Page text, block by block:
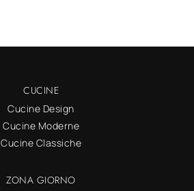
CUCINE
Cucine Design
Cucine Moderne
Cucine Classiche
ZONA GIORNO